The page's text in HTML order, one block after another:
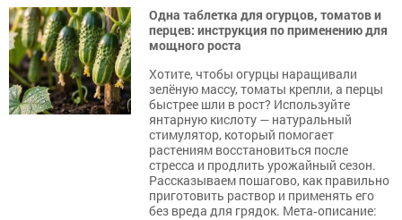
Одна таблетка для огурцов, томатов и
перцев: инструкция по применению для
мощного роста
Хотите, чтобы огурцы наращивали
зелёную массу, томаты крепли, а перцы
быстрее шли в рост? Используйте
янтарную кислоту — натуральный
стимулятор, который помогает
растениям восстановиться после
стресса и продлить урожайный сезон.
Рассказываем пошагово, как правильно
приготовить раствор и применять его
без вреда для грядок. Мета‑описание: